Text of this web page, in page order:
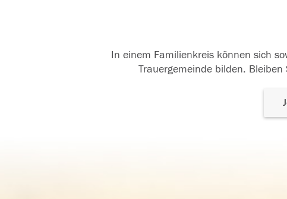
In einem Familienkreis können sich
Trauergemeinde bilden.